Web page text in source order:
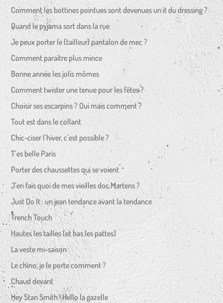
Comment les bottines pointues sont devenues un it du dressing ?
Quand le pyjama sort dans la rue
Je peux porter le (tailleur) pantalon de mec ?
Comment paraitre plus mince
Bonne année les jolis mômes
Comment twister une tenue pour les fêtes ?
Choisir ses escarpins ? Oui mais comment ?
Tout est dans le collant
Chic-ciser l’hiver, c’est possible ?
T’es belle Paris
Porter des chaussettes qui se voient
J’en fais quoi de mes vieilles doc Martens ?
Just Do It : un jean tendance avant la tendance
Trench Touch
Hautes les tailles (et bas les pattes)
La veste mi-saison
Le chino, je le porte comment ?
Chaud devant
Hey Stan Smith ! Hello la gazelle